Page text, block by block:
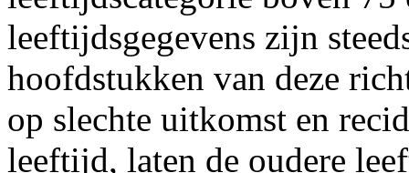
leeftijdsgegevens zijn
hoofdstukken van deze
op slechte uitkomst en
leeftijd, laten de oudere